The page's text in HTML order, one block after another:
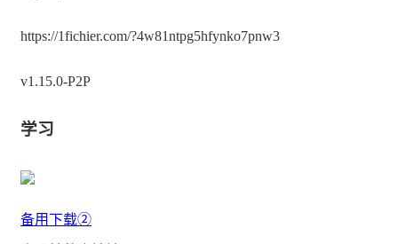
https://1fichier.com/?4w81ntpg5hfynko7pnw3
v1.15.0-P2P
学习
备用下载②